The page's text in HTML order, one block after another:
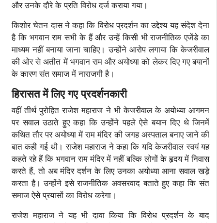
और उनके दौरे के प्रति विरोध दर्ज कराया गया।
किशोर चेतन दास ने कहा कि विरोध प्रदर्शन का उद्देश्य यह संदेश देना
है कि भगवान राम सभी के हैं और उन्हें किसी भी राजनीतिक एजेंडे का
माध्यम नहीं बनाया जाना चाहिए। उन्होंने आरोप लगाया कि केजरीवाल
की ओर से अतीत में भगवान राम और अयोध्या को लेकर दिए गए बयानों
के कारण संत समाज में नाराजगी है।
हिरासत में लिए गए प्रदर्शनकारी
वहीं तीर्थ पुरोहित राजेश महाराज ने भी केजरीवाल के अयोध्या आगमन
पर सवाल उठाते हुए कहा कि उन्होंने पहले ऐसे बयान दिए थे जिनमें
कथित तौर पर अयोध्या में राम मंदिर की जगह अस्पताल बनाए जाने की
बात कही गई थी। राजेश महाराज ने कहा कि यदि केजरीवाल स्वयं यह
कहते रहे हैं कि भगवान राम मंदिर में नहीं बल्कि लोगों के हृदय में निवास
करते हैं, तो अब मंदिर दर्शन के लिए उनका अयोध्या आना सवाल खड़े
करता है। उन्होंने इसे राजनीतिक अवसरवाद बताते हुए कहा कि संत
समाज ऐसे प्रयासों का विरोध करेगा।
राजेश महाराज ने यह भी दावा किया कि विरोध प्रदर्शन के बाद